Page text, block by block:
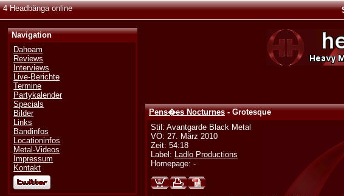
4 Headbänga online
Navigation
Dahoam
Reviews
Interviews
Live-Berichte
Termine
Partykalender
Specials
Bilder
Links
Bandinfos
Locationinfos
Metal-Videos
Impressum
Kontakt
Pens�es Nocturnes- Grotesque
Stil: Avantgarde Black Metal
VÖ: 27. März 2010
Zeit: 54:18
Label: Ladlo Productions
Homepage: -